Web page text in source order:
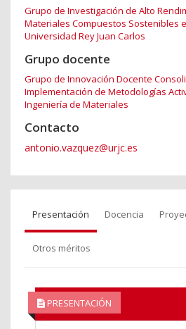
Grupo de Investigación de Alto
Materiales Compuestos Sostenibles
Universidad Rey Juan Carlos
Grupo docente
Grupo de Innovación Docente
Implementación de Metodologías
Ingeniería de Materiales
Contacto
antonio.vazquez@urjc.es
Presentación Docencia
Otros méritos
PRESENTACIÓN